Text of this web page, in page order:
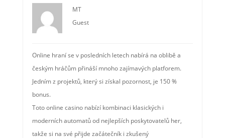
MT
Guest
Online hraní se v posledních letech nabírá na oblibě a
českým hráčům přináší mnoho zajímavých platforem.
Jedním z projektů, který si získal pozornost, je 150 %
bonus.
Toto online casino nabízí kombinaci klasických i
moderních automatů od nejlepších poskytovatelů her,
takže si na své přijde začátečník i zkušený